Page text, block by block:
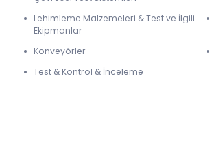
Lehimleme Malzemeleri & Test ve İlgili
Ekipmanlar
Konveyörler
Test & Kontrol & İnceleme